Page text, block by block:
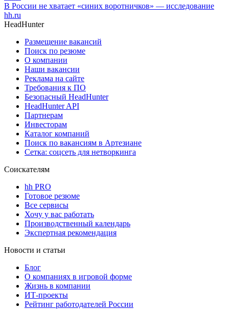
В России не хватает «синих воротничков» — исследование
hh.ru
HeadHunter
Размещение вакансий
Поиск по резюме
О компании
Наши вакансии
Реклама на сайте
Требования к ПО
Безопасный HeadHunter
HeadHunter API
Партнерам
Инвесторам
Каталог компаний
Поиск по вакансиям в Артезиане
Сетка: соцсеть для нетворкинга
Соискателям
hh PRO
Готовое резюме
Все сервисы
Хочу у вас работать
Производственный календарь
Экспертная рекомендация
Новости и статьи
Блог
О компаниях в игровой форме
Жизнь в компании
ИТ-проекты
Рейтинг работодателей России